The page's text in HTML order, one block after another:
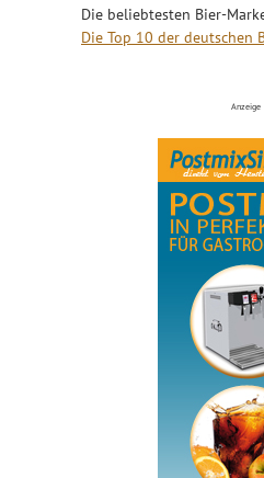
Die beliebtesten Bier-
Die Top 10 der deutschen
Anzeige